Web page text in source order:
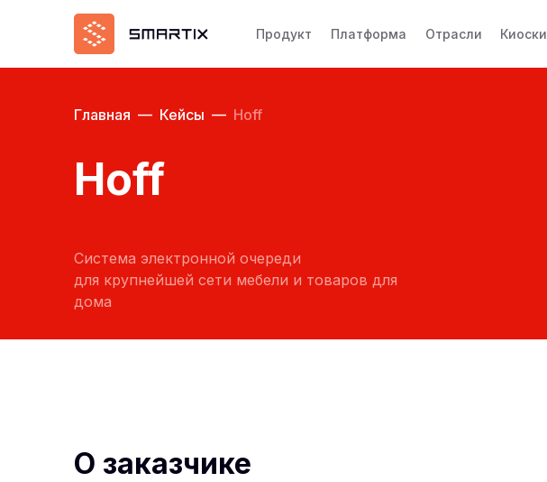
Продукт Платформа Отрасли Киоски
Главная — Кейсы — Hoff
Hoff
Система электронной очереди
для крупнейшей сети мебели и товаров для
дома
О заказчике